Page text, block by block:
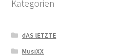
Kategorien
dAS lETZTE
MusiXX